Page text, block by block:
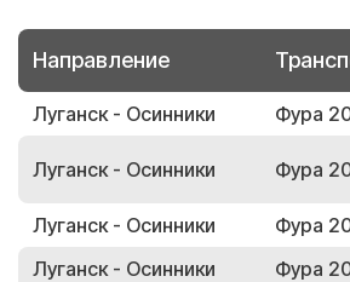
Направление
Луганск - Осинники Фура
Луганск - Осинники Фура
Луганск - Осинники Фура
Луганск - Осинники
Фура